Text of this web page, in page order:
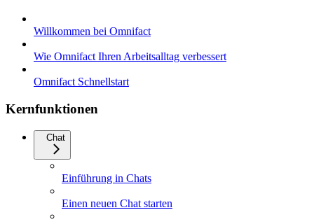
Willkommen bei Omnifact
Wie Omnifact Ihren Arbeitsalltag verbessert
Omnifact Schnellstart
Kernfunktionen
Chat
Einführung in Chats
Einen neuen Chat starten